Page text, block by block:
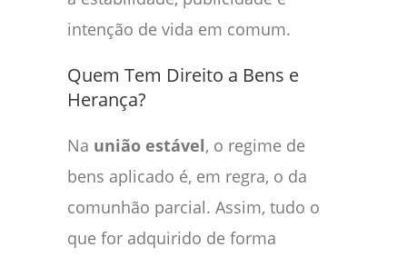
intenção de vida em comum.
Quem Tem Direito a Bens e
Herança?
Na união estável, o regime de
bens aplicado é, em regra, o da
comunhão parcial. Assim, tudo o
que for adquirido de forma